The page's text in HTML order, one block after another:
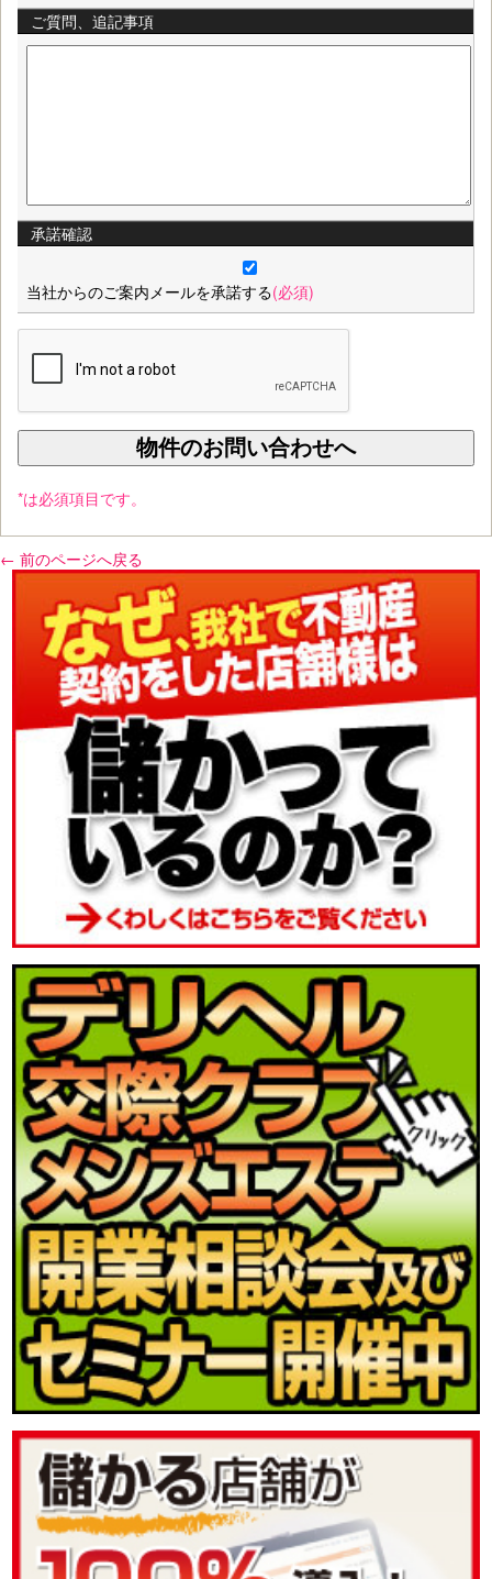
ご質問、追記事項
承諾確認
当社からのご案内メールを承諾する(必須)
*は必須項目です。
← 前のページへ戻る